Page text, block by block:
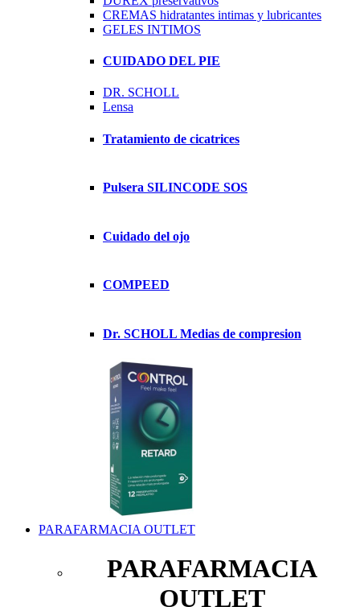
CREMAS hidratantes intimas y lubricantes
GELES INTIMOS
CUIDADO DEL PIE
DR. SCHOLL
Lensa
Tratamiento de cicatrices
Pulsera SILINCODE SOS
Cuidado del ojo
COMPEED
Dr. SCHOLL Medias de compresion
PARAFARMACIA OUTLET
PARAFARMACIA
OUTLET